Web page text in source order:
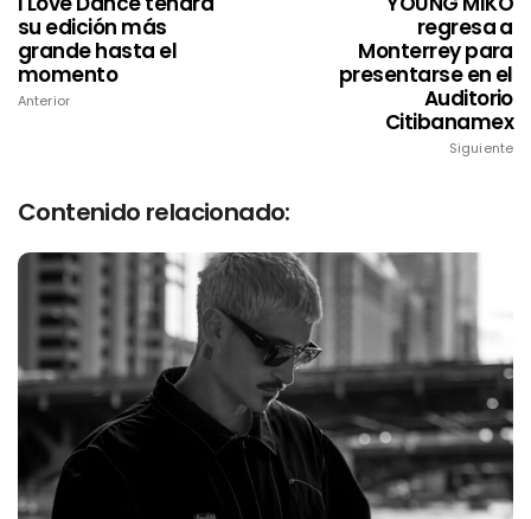
su edición más
grande hasta el
momento
Anterior
regresa a
Monterrey para
presentarse en el
Auditorio
Citibanamex
Siguiente
Contenido relacionado: